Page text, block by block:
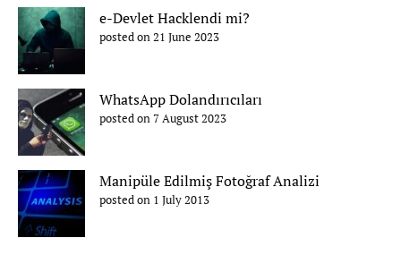
e-Devlet Hacklendi mi?
posted on 21 June 2023
WhatsApp Dolandırıcıları
posted on 7 August 2023
Manipüle Edilmiş Fotoğraf Analizi
posted on 1 July 2013